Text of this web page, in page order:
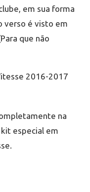
em sua forma
verso é visto em
que não
na
especial em